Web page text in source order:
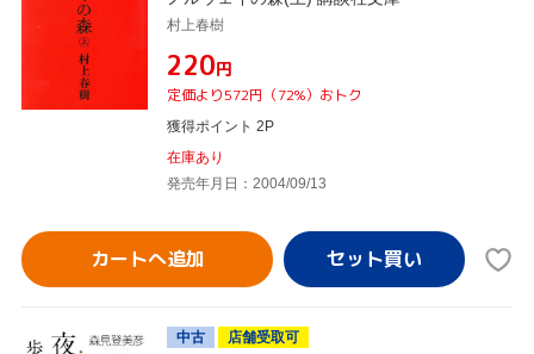
村上春樹
¥220円
定価より572円（72%）おトク
獲得ポイント 2P
在庫あり
発売年月日：2004/09/13
カートへ追加
中古
店舗受取可